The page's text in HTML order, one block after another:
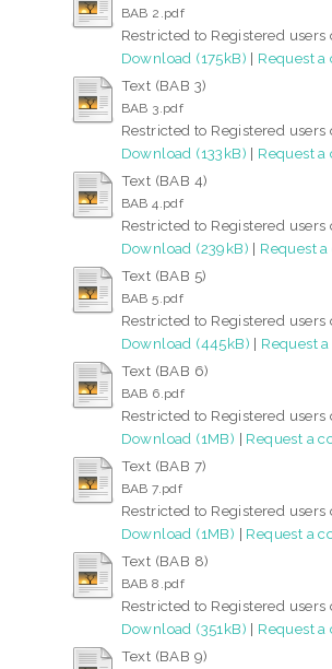
BAB 2.pdf
Restricted to Registered users
Download (175kB) | Request a
Text (BAB 3)
BAB 3.pdf
Restricted to Registered users
Download (133kB) | Request a
Text (BAB 4)
BAB 4.pdf
Restricted to Registered users
Download (239kB) | Request
Text (BAB 5)
BAB 5.pdf
Restricted to Registered users
Download (445kB) | Request
Text (BAB 6)
BAB 6.pdf
Restricted to Registered users
Download (1MB) | Request a
Text (BAB 7)
BAB 7.pdf
Restricted to Registered users
Download (1MB) | Request a
Text (BAB 8)
BAB 8.pdf
Restricted to Registered users
Download (351kB) | Request a
Text (BAB 9)